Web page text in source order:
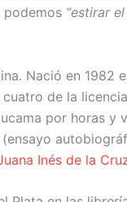
“estirar
Nació en 1982
de la
por horas y
(ensayo
Inés de la